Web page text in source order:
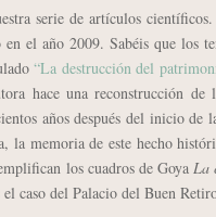
serie de artículos
el año 2009. Sabéis que los
“La destrucción del
hace una reconstrucción
años después del inicio
la memoria de este hecho
los cuadros de Goya La
caso del Palacio del Buen